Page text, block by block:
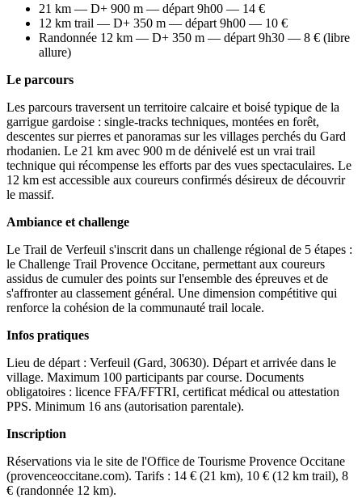
21 km — D+ 900 m — départ 9h00 — 14 €
12 km trail — D+ 350 m — départ 9h00 — 10 €
Randonnée 12 km — D+ 350 m — départ 9h30 — 8 € (libre
allure)
Le parcours
Les parcours traversent un territoire calcaire et boisé typique de la
garrigue gardoise : single-tracks techniques, montées en forêt,
descentes sur pierres et panoramas sur les villages perchés du Gard
rhodanien. Le 21 km avec 900 m de dénivelé est un vrai trail
technique qui récompense les efforts par des vues spectaculaires. Le
12 km est accessible aux coureurs confirmés désireux de découvrir
le massif.
Ambiance et challenge
Le Trail de Verfeuil s'inscrit dans un challenge régional de 5 étapes :
le Challenge Trail Provence Occitane, permettant aux coureurs
assidus de cumuler des points sur l'ensemble des épreuves et de
s'affronter au classement général. Une dimension compétitive qui
renforce la cohésion de la communauté trail locale.
Infos pratiques
Lieu de départ : Verfeuil (Gard, 30630). Départ et arrivée dans le
village. Maximum 100 participants par course. Documents
obligatoires : licence FFA/FFTRI, certificat médical ou attestation
PPS. Minimum 16 ans (autorisation parentale).
Inscription
Réservations via le site de l'Office de Tourisme Provence Occitane
(provenceoccitane.com). Tarifs : 14 € (21 km), 10 € (12 km trail), 8
€ (randonnée 12 km).